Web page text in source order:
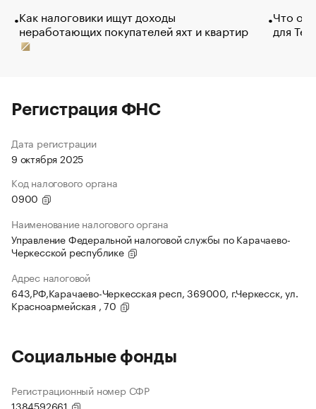
Как налоговики ищут доходы
неработающих покупателей яхт и квартир
Что
для
Регистрация ФНС
Дата регистрации
9 октября 2025
Код налогового органа
0900
Наименование налогового органа
Управление Федеральной налоговой службы по Карачаево-
Черкесской республике
Адрес налоговой
643,РФ,Карачаево-Черкесская респ, 369000, г.Черкесск, ул.
Красноармейская , 70
Социальные фонды
Регистрационный номер СФР
1384592661